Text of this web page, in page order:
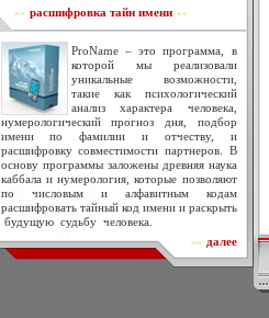
>> расшифровка тайн имени<<
ProName – это программа, в
которой мы реализовали
уникальные возможности,
такие как психологический
анализ характера человека,
нумерологический прогноз дня, подбор
имени по фамилии и отчеству, и
расшифровку совместимости партнеров. В
основу программы заложены древняя наука
каббала и нумерология, которые позволяют
по числовым и алфавитным кодам
расшифровать тайный код имени и раскрыть
будущую судьбу человека.
>> далее